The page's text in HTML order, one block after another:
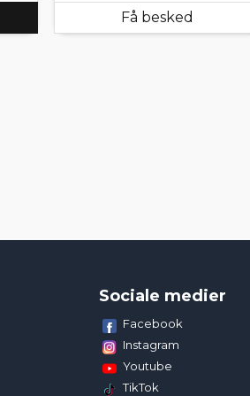
Få besked
Sociale medier
Facebook
Instagram
Youtube
TikTok